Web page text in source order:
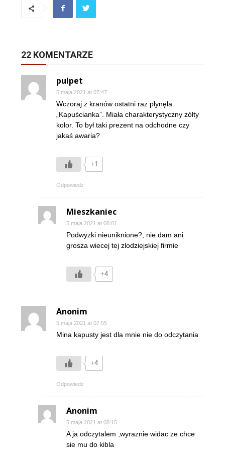
22 KOMENTARZE
pulpet
5 maja 2021 at 07:47
Wczoraj z kranów ostatni raz płynęła
„Kapuścianka”. Miała charakterystyczny żółty
kolor. To był taki prezent na odchodne czy
jakaś awaria?
+1
Odpowiedz
Mieszkaniec
5 maja 2021 at 08:01
Podwyzki nieuniknione?, nie dam ani
grosza wiecej tej zlodziejskiej firmie
+4
Anonim
5 maja 2021 at 07:55
Mina kapusty jest dla mnie nie do odczytania
+4
Odpowiedz
Anonim
5 maja 2021 at 08:15
A ja odczytalem ,wyraznie widac ze chce
sie mu do kibla